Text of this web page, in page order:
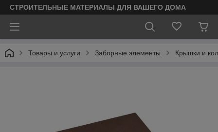
СТРОИТЕЛЬНЫЕ МАТЕРИАЛЫ ДЛЯ ВАШЕГО ДОМА
Товары и услуги Заборные элементы Крышки и